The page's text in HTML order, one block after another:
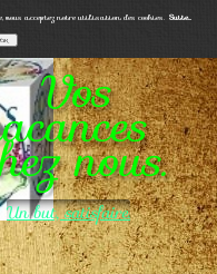
acceptez notre utilisation des cookies. Suite...
OK
Vos
nous.
Un but, satisfaire.